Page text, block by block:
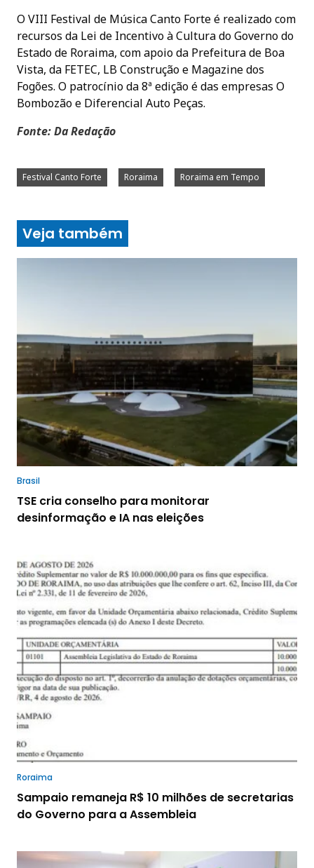
O VIII Festival de Música Canto Forte é realizado com
recursos da Lei de Incentivo à Cultura do Governo do
Estado de Roraima, com apoio da Prefeitura de Boa
Vista, da FETEC, LB Construção e Magazine dos
Fogões. O patrocínio da 8ª edição é das empresas O
Bombozão e Diferencial Auto Peças.
Fonte: Da Redação
Festival Canto Forte Roraima Roraima em Tempo
Veja também
Brasil
TSE cria conselho para monitorar
desinformação e IA nas eleições
Roraima
Sampaio remaneja R$ 10 milhões de secretarias
do Governo para a Assembleia